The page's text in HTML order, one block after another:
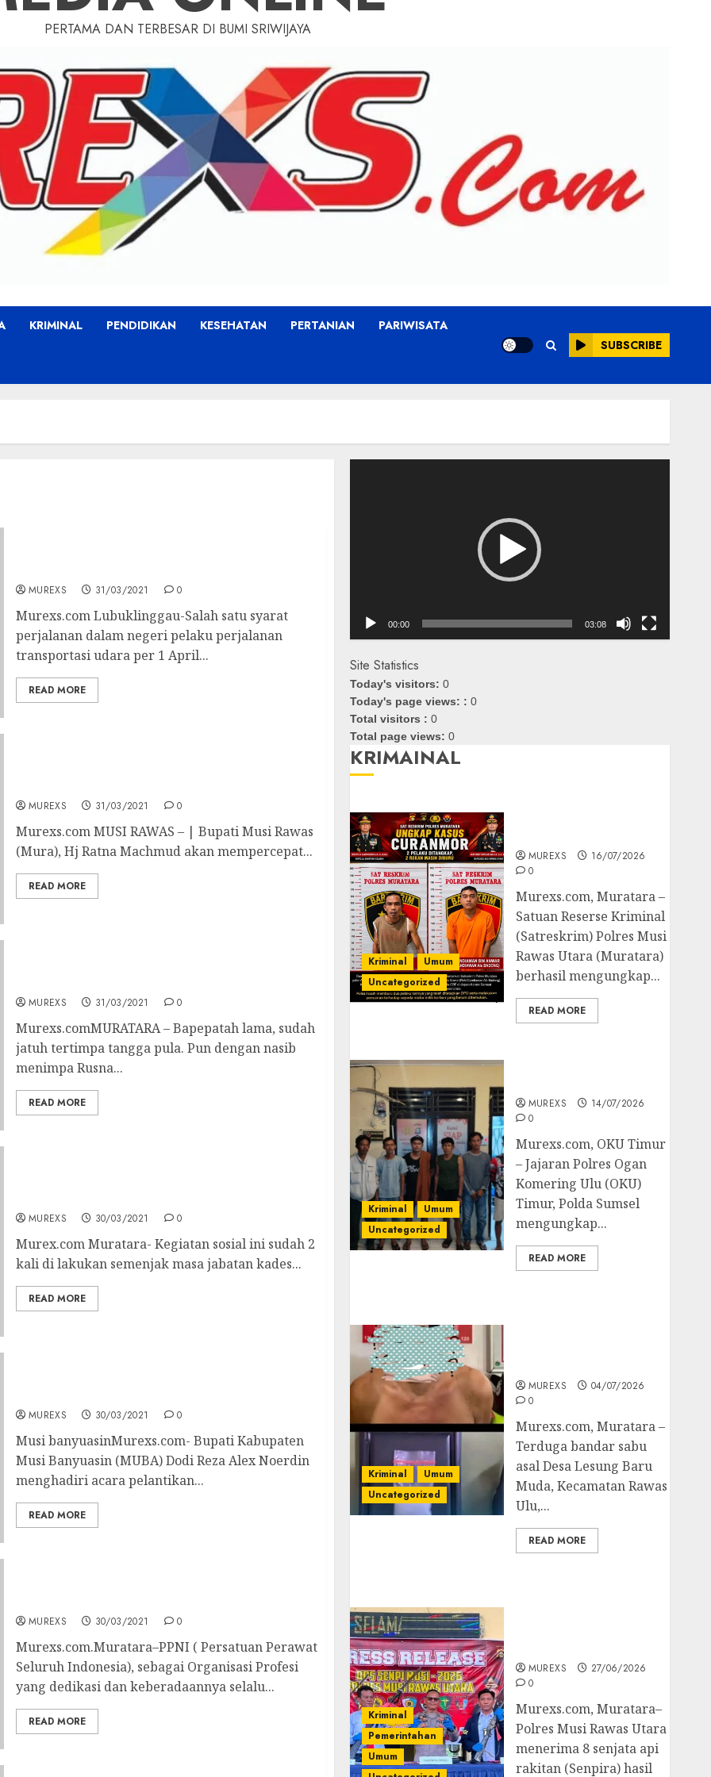
PERTAMA DAN TERBESAR DI BUMI SRIWIJAYA
KRIMINAL PENDIDIKAN KESEHATAN PERTANIAN PARIWISATA
SUBSCRIBE
MUREXS 31/03/2021 0
Murexs.com Lubuklinggau-Salah satu syarat
perjalanan dalam negeri pelaku perjalanan
transportasi udara per 1 April...
READ MORE
MUREXS 31/03/2021 0
Murexs.com MUSI RAWAS – | Bupati Musi Rawas
(Mura), Hj Ratna Machmud akan mempercepat...
READ MORE
MUREXS 31/03/2021 0
Murexs.comMURATARA – Bapepatah lama, sudah
jatuh tertimpa tangga pula. Pun dengan nasib
menimpa Rusna...
READ MORE
MUREXS 30/03/2021 0
Murex.com Muratara- Kegiatan sosial ini sudah 2
kali di lakukan semenjak masa jabatan kades...
READ MORE
MUREXS 30/03/2021 0
Musi banyuasinMurexs.com- Bupati Kabupaten
Musi Banyuasin (MUBA) Dodi Reza Alex Noerdin
menghadiri acara pelantikan...
READ MORE
MUREXS 30/03/2021 0
Murexs.com.Muratara–PPNI ( Persatuan Perawat
Seluruh Indonesia), sebagai Organisasi Profesi
yang dedikasi dan keberadaannya selalu...
READ MORE
00:00 03:08
Site Statistics
Today's visitors: 0
Today's page views: : 0
Total visitors : 0
Total page views: 0
KRIMAINAL
Kriminal
Umum
Uncategorized
MUREXS
16/07/2026
0
Murexs.com, Muratara –
Satuan Reserse Kriminal
(Satreskrim) Polres Musi
Rawas Utara (Muratara)
berhasil mengungkap...
READ MORE
Kriminal
Umum
Uncategorized
MUREXS
14/07/2026
0
Murexs.com, OKU Timur
– Jajaran Polres Ogan
Komering Ulu (OKU)
Timur, Polda Sumsel
mengungkap...
READ MORE
Kriminal
Umum
Uncategorized
MUREXS
04/07/2026
0
Murexs.com, Muratara –
Terduga bandar sabu
asal Desa Lesung Baru
Muda, Kecamatan Rawas
Ulu,...
READ MORE
Kriminal
Pemerintahan
Umum
MUREXS
27/06/2026
0
Murexs.com, Muratara–
Polres Musi Rawas Utara
menerima 8 senjata api
rakitan (Senpira) hasil